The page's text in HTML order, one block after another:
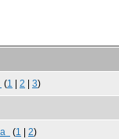
(1 2 3)
(1 2)